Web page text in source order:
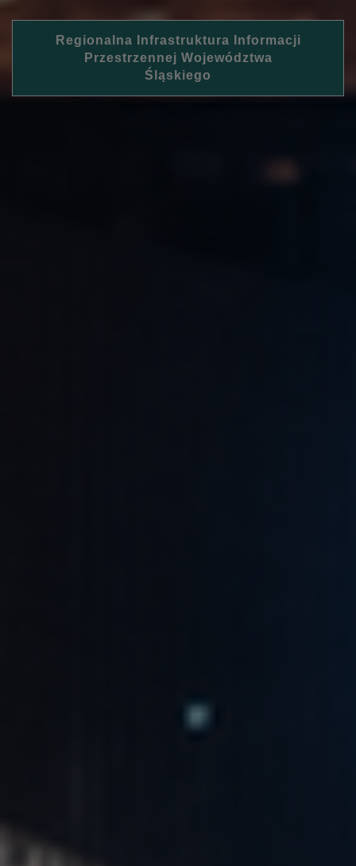
Regionalna Infrastruktura Informacji
Przestrzennej Województwa
Śląskiego